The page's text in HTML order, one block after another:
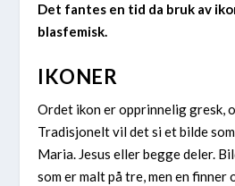
Det fantes en tid da bruk av
blasfemisk.
IKONER
Ordet ikon er opprinnelig gresk,
Tradisjonelt vil det si et bilde
Maria. Jesus eller begge deler.
som er malt på tre, men en finner